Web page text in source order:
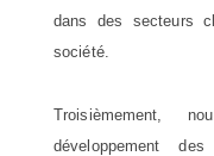
dans des secteurs
société.
Troisièmement,
développement